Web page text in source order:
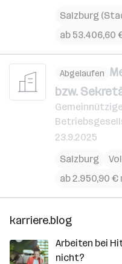
Salzburg
ab 53.406,60
Abgelaufen
bzw.
23.9.2025
Salzburg
ab 2.950,90
karriere.blog
Arbeiten bei
nicht?